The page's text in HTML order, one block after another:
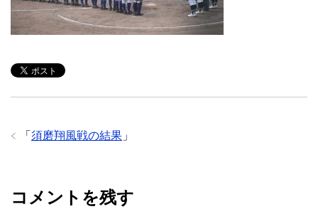
「 須磨翔風戦の結果 」
コメントを残す